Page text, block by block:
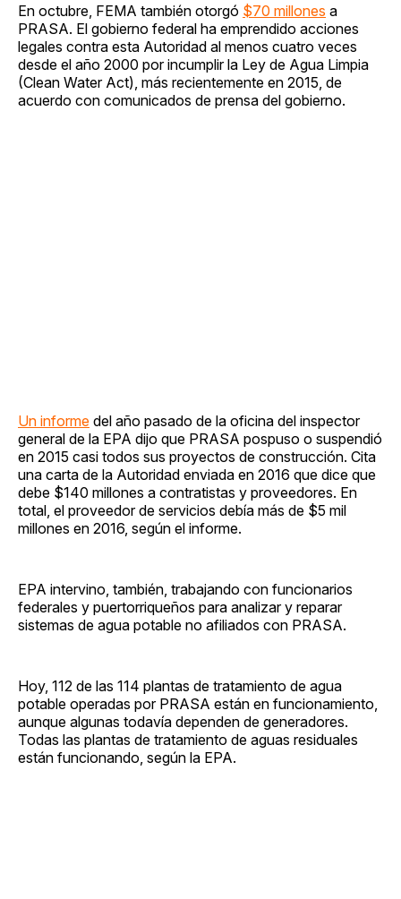
En octubre, FEMA también otorgó $70 millones a
PRASA. El gobierno federal ha emprendido acciones
legales contra esta Autoridad al menos cuatro veces
desde el año 2000 por incumplir la Ley de Agua Limpia
(Clean Water Act), más recientemente en 2015, de
acuerdo con comunicados de prensa del gobierno.
Un informe del año pasado de la oficina del inspector
general de la EPA dijo que PRASA pospuso o suspendió
en 2015 casi todos sus proyectos de construcción. Cita
una carta de la Autoridad enviada en 2016 que dice que
debe $140 millones a contratistas y proveedores. En
total, el proveedor de servicios debía más de $5 mil
millones en 2016, según el informe.
EPA intervino, también, trabajando con funcionarios
federales y puertorriqueños para analizar y reparar
sistemas de agua potable no afiliados con PRASA.
Hoy, 112 de las 114 plantas de tratamiento de agua
potable operadas por PRASA están en funcionamiento,
aunque algunas todavía dependen de generadores.
Todas las plantas de tratamiento de aguas residuales
están funcionando, según la EPA.